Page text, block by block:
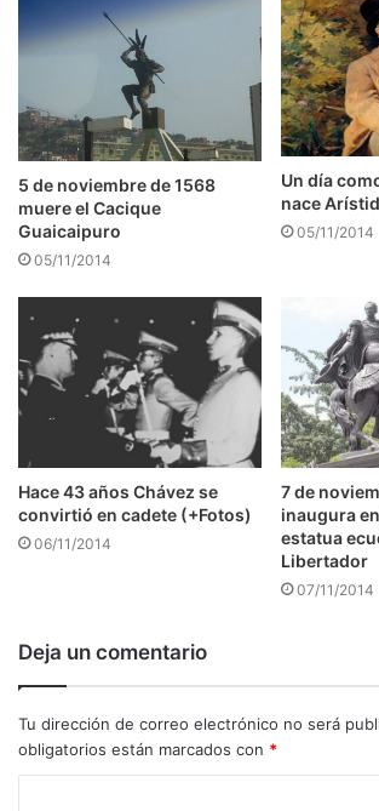
5 de noviembre de 1568
muere el Cacique
Guaicaipuro
05/11/2014
Un día
nace
05/11/2014
Hace 43 años Chávez se
convirtió en cadete (+Fotos)
06/11/2014
7 de
inaugura
estatua
Libertador
07/11/2014
Deja un comentario
Tu dirección de correo electrónico no será
obligatorios están marcados con *